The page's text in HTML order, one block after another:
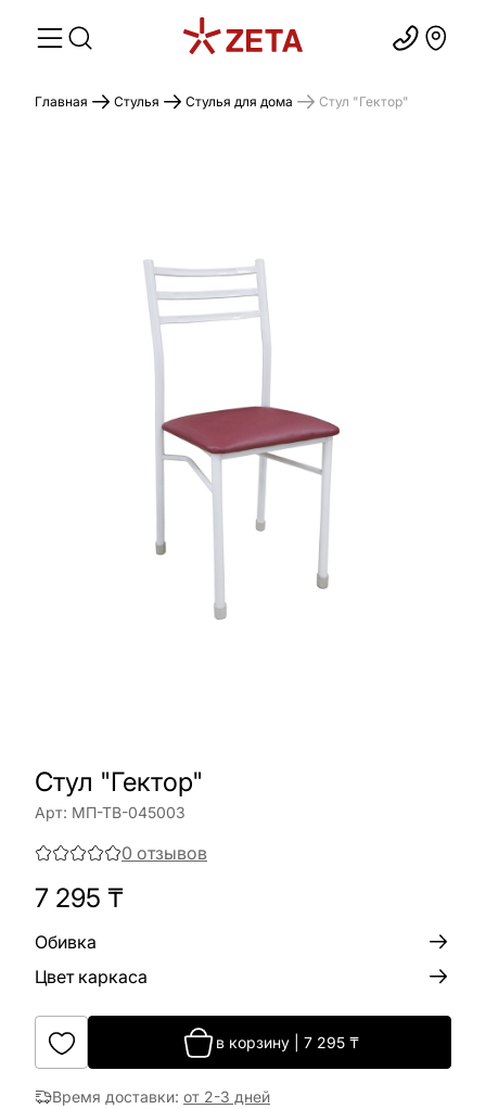
Главная Стулья Стулья для дома Стул "Гектор"
Стул "Гектор"
Арт: МП-ТВ-045003
0 отзывов
7 295 ₸
Обивка
Цвет каркаса
в корзину| 7 295₸
Время доставки: от 2-3 дней